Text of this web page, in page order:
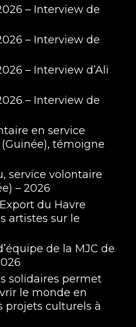
– Interview de
– Interview de
– Interview d’Ali
– Interview de
en service
témoigne
service volontaire
– 2026
du Havre
artistes sur le
de la MJC de
solidaires permet
le monde en
projets culturels à